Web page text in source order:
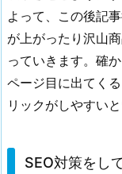
を
し
て
い
く
の
よって、この後記
が上がったり沢山
っていきます。確
ページ目に出てく
リックがしやすい
SEO対策をし